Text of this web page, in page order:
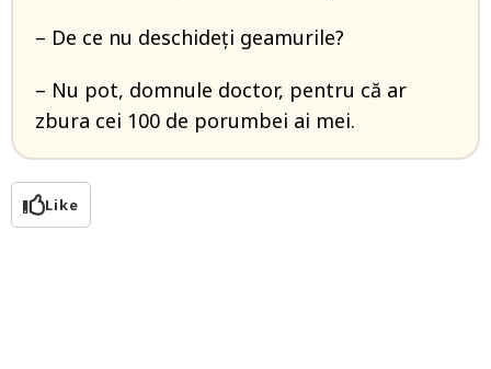
– De ce nu deschideți geamurile?
– Nu pot, domnule doctor, pentru că ar
zbura cei 100 de porumbei ai mei.
Like